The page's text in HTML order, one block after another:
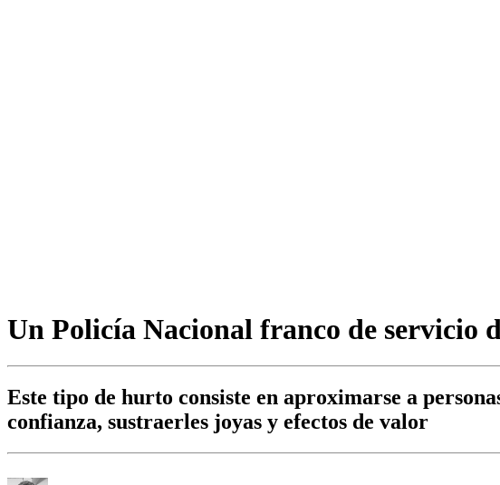
Un Policía Nacional franco de servicio
Este tipo de hurto consiste en aproximarse a
confianza, sustraerles joyas y efectos de valor